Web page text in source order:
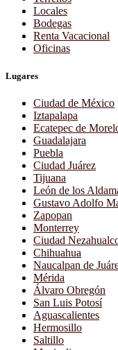
Locales
Bodegas
Renta Vacacional
Oficinas
Lugares
Ciudad de México
Iztapalapa
Ecatepec de
Guadalajara
Puebla
Ciudad Juárez
Tijuana
León de los
Gustavo Adolfo
Zapopan
Monterrey
Ciudad
Chihuahua
Naucalpan de
Mérida
Álvaro Obregón
San Luis Potosí
Aguascalientes
Hermosillo
Saltillo